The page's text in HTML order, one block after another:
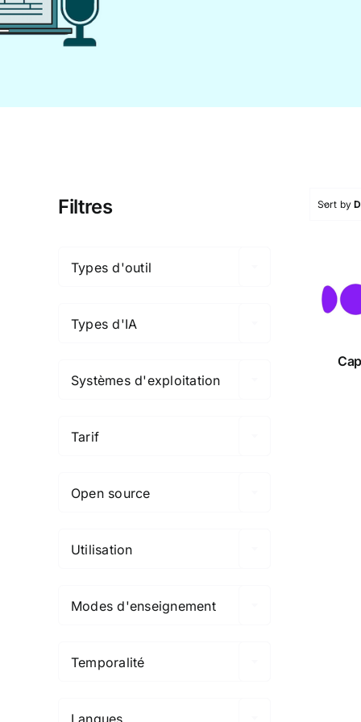
Filtres
Types d'outil
Types d'IA
Systèmes d'exploitation
Tarif
Open source
Utilisation
Modes d'enseignement
Temporalité
Langues
Sort by